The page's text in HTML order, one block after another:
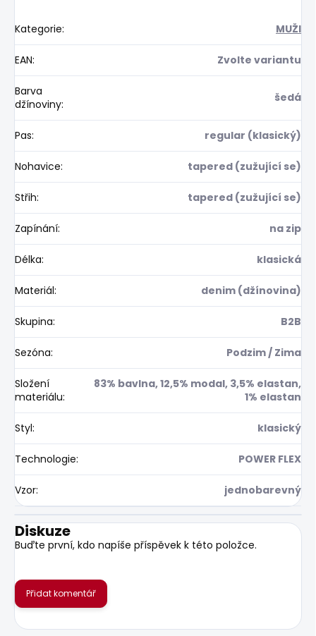
Kategorie: MUŽI
EAN: Zvolte variantu
Barva
džínoviny: šedá
Pas: regular (klasický)
Nohavice: tapered (zužující se)
Střih: tapered (zužující se)
Zapínání: na zip
Délka: klasická
Materiál: denim (džínovina)
Skupina: B2B
Sezóna: Podzim / Zima
Složení
materiálu:
83% bavlna, 12,5% modal, 3,5% elastan,
1% elastan
Styl: klasický
Technologie: POWER FLEX
Vzor: jednobarevný
Diskuze
Buďte první, kdo napíše příspěvek k této položce.
Přidat komentář